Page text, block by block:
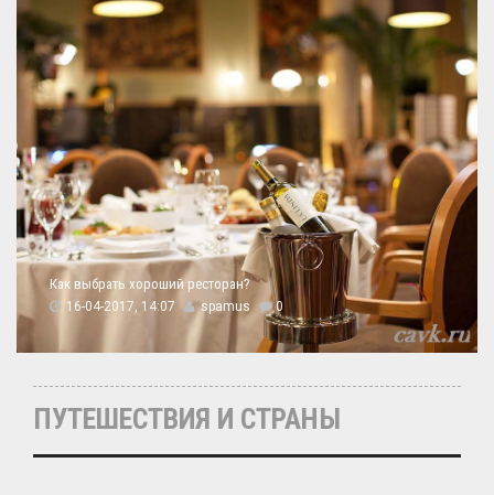
Как выбрать хороший ресторан?
16-04-2017, 14:07 spamus 0
ПУТЕШЕСТВИЯ И СТРАНЫ